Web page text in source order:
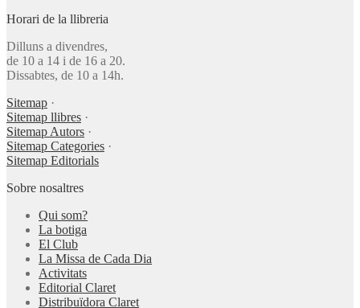
Horari de la llibreria
Dilluns a divendres,
de 10 a 14 i de 16 a 20.
Dissabtes, de 10 a 14h.
Sitemap ·
Sitemap llibres ·
Sitemap Autors ·
Sitemap Categories ·
Sitemap Editorials
Sobre nosaltres
Qui som?
La botiga
El Club
La Missa de Cada Dia
Activitats
Editorial Claret
Distribuïdora Claret